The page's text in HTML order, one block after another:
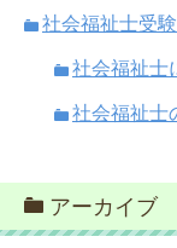
社会福祉士受
社会福祉士
社会福祉士
アーカイブ